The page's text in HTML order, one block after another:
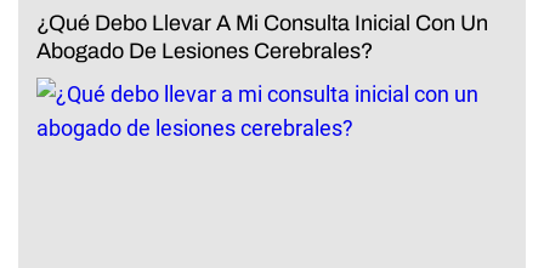
¿Qué Debo Llevar A Mi Consulta Inicial Con Un
Abogado De Lesiones Cerebrales?